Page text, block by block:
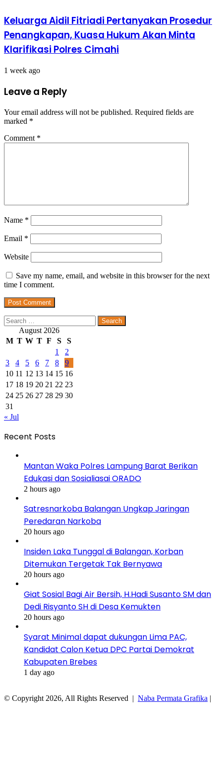
Keluarga Aidil Fitriadi Pertanyakan Prosedur
Penangkapan, Kuasa Hukum Akan Minta
Klarifikasi Polres Cimahi
1 week ago
Leave a Reply
Your email address will not be published. Required fields are
marked *
Comment *
Name *
Email *
Website
Save my name, email, and website in this browser for the next
time I comment.
Search
for: August 2026
M T W T F S
S
1
2
3
4 5 6 7 8
9
10 11 12 13 14 15 16
17 18 19 20 21 22 23
24 25 26 27 28 29 30
31
« Jul
Recent Posts
Mantan Waka Polres Lampung Barat Berikan
Edukasi dan Sosialiasai ORADO
2 hours ago
Satresnarkoba Balangan Ungkap Jaringan
Peredaran Narkoba
20 hours ago
Insiden Laka Tunggal di Balangan, Korban
Ditemukan Tergetak Tak Bernyawa
20 hours ago
Giat Sosial Bagi Air Bersih, H.Hadi Susanto SM dan
Dedi Risyanto SH di Desa Kemukten
20 hours ago
Syarat Minimal dapat dukungan Lima PAC,
Kandidat Calon Ketua DPC Partai Demokrat
Kabupaten Brebes
1 day ago
© Copyright 2026, All Rights Reserved | Naba Permata Grafika |